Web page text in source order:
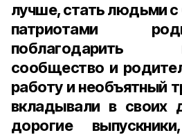
лучше, стать людьми
патриотами
поблагодарить
сообщество и
работу и необъятный
вкладывали в своих
дорогие